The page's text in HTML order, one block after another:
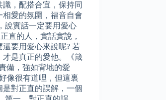
，配搭合宜，保持同
愛的氛圍，福音自會
說實話一定要用愛心
直的人，實話實說，
要用愛心來說呢? 若
才是真正的愛他。《箴
備，強如背地的愛
像很有道哩，但這裏
對正直的誤解，一個